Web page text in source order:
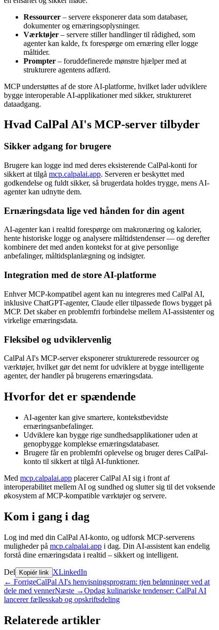
Ressourcer – servere eksponerer data som databaser,
dokumenter og ernæringsoplysninger.
Værktøjer – servere stiller handlinger til rådighed, som
agenter kan kalde, fx forespørge om ernæring eller logge
måltider.
Prompter – foruddefinerede mønstre hjælper med at
strukturere agentens adfærd.
MCP understøttes af de store AI-platforme, hvilket lader udviklere
bygge interoperable AI-applikationer med sikker, struktureret
dataadgang.
Hvad CalPal AI's MCP-server tilbyder
Sikker adgang for brugere
Brugere kan logge ind med deres eksisterende CalPal-konti for
sikkert at tilgå mcp.calpalai.app. Serveren er beskyttet med
godkendelse og fuldt sikker, så brugerdata holdes trygge, mens AI-
agenter kan udnytte dem.
Ernæringsdata lige ved hånden for din agent
AI-agenter kan i realtid forespørge om makronæring og kalorier,
hente historiske logge og analysere måltidstendenser — og derefter
kombinere det med anden kontekst for at give personlige
anbefalinger, måltidsplanlægning og indsigter.
Integration med de store AI-platforme
Enhver MCP-kompatibel agent kan nu integreres med CalPal AI,
inklusive ChatGPT-agenter, Claude eller tilpassede flows bygget på
MCP. Det skaber en problemfri forbindelse mellem AI-assistenter og
virkelige ernæringsdata.
Fleksibel og udviklervenlig
CalPal AI's MCP-server eksponerer strukturerede ressourcer og
værktøjer, hvilket gør det nemt for udviklere at bygge intelligente
agenter, der handler på brugerens ernæringsdata.
Hvorfor det er spændende
AI-agenter kan give smartere, kontekstbevidste
ernæringsanbefalinger.
Udviklere kan bygge rige sundhedsapplikationer uden at
genopbygge komplekse ernæringsdatabaser.
Brugere får en problemfri oplevelse og bruger deres CalPal-
konto til sikkert at tilgå AI-funktioner.
Med mcp.calpalai.app placerer CalPal AI sig i front af
interoperabilitet mellem AI og sundhed og slutter sig til det voksende
økosystem af MCP-kompatible værktøjer og servere.
Kom i gang i dag
Log ind med din CalPal AI-konto, og udforsk MCP-serverens
muligheder på mcp.calpalai.app i dag. Din AI-assistent kan endelig
forstå dine ernæringsdata i realtid – sikkert og intelligent.
Del Kopiér link XLinkedIn
← ForrigeCalPal AI's henvisningsprogram: tjen belønninger ved at
dele med vennerNæste →Opdag kulinariske tendenser: CalPal AI
lancerer fællesskab og opskriftsdeling
Relaterede artikler